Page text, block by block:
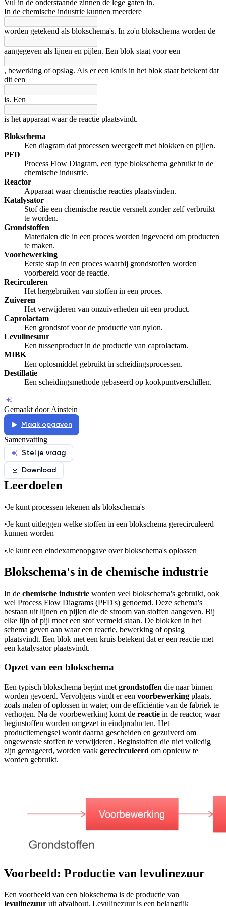
Afspelen werkte niet
Iets anders
Vul in de onderstaande zinnen de lege gaten in.
In de chemische industrie kunnen meerdere
worden getekend als blokschema's. In zo'n blokschema worden de
aangegeven als lijnen en pijlen. Een blok staat voor een
, bewerking of opslag. Als er een kruis in het blok staat betekent dat
dit een
is. Een
is het apparaat waar de reactie plaatsvindt.
Blokschema
Een diagram dat processen weergeeft met blokken en pijlen.
PFD
Process Flow Diagram, een type blokschema gebruikt in de
chemische industrie.
Reactor
Apparaat waar chemische reacties plaatsvinden.
Katalysator
Stof die een chemische reactie versnelt zonder zelf verbruikt
te worden.
Grondstoffen
Materialen die in een proces worden ingevoerd om producten
te maken.
Voorbewerking
Eerste stap in een proces waarbij grondstoffen worden
voorbereid voor de reactie.
Recirculeren
Het hergebruiken van stoffen in een proces.
Zuiveren
Het verwijderen van onzuiverheden uit een product.
Caprolactam
Een grondstof voor de productie van nylon.
Levulinesuur
Een tussenproduct in de productie van caprolactam.
MIBK
Een oplosmiddel gebruikt in scheidingsprocessen.
Destillatie
Een scheidingsmethode gebaseerd op kookpuntverschillen.
Gemaakt door Ainstein
Maak opgaven
Samenvatting
Stel je vraag
Download
Leerdoelen
•Je kunt processen tekenen als blokschema's
•Je kunt uitleggen welke stoffen in een blokschema gerecirculeerd
kunnen worden
•Je kunt een eindexamenopgave over blokschema's oplossen
Blokschema's in de chemische industrie
In de chemische industrie worden veel blokschema's gebruikt, ook
wel Process Flow Diagrams (PFD's) genoemd. Deze schema's
bestaan uit lijnen en pijlen die de stroom van stoffen aangeven. Bij
elke lijn of pijl moet een stof vermeld staan. De blokken in het
schema geven aan waar een reactie, bewerking of opslag
plaatsvindt. Een blok met een kruis betekent dat er een reactie met
een katalysator plaatsvindt.
Opzet van een blokschema
Een typisch blokschema begint met grondstoffen die naar binnen
worden gevoerd. Vervolgens vindt er een voorbewerking plaats,
zoals malen of oplossen in water, om de efficiëntie van de fabriek te
verhogen. Na de voorbewerking komt de reactie in de reactor, waar
beginstoffen worden omgezet in eindproducten. Het
productiemengsel wordt daarna gescheiden en gezuiverd om
ongewenste stoffen te verwijderen. Beginstoffen die niet volledig
zijn gereageerd, worden vaak gerecirculeerd om opnieuw te
worden gebruikt.
Voorbeeld: Productie van levulinezuur
Een voorbeeld van een blokschema is de productie van
levulinezuur uit afvalhout. Levulinezuur is een belangrijk